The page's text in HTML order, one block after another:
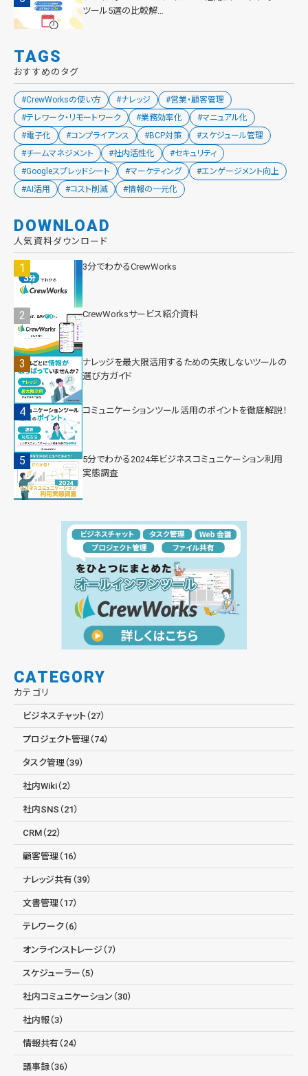
ツール5選の比較解…
TAGS
おすすめのタグ
#CrewWorksの使い方 #ナレッジ
#営業・顧客管理
#テレワーク・リモートワーク
#業務効率化
#マニュアル化
#電子化
#コンプライアンス #BCP対策
#スケジュール管理
#チームマネジメント
#社内活性化
#セキュリティ
#Googleスプレッドシート
#マーケティング
#エンゲージメント向上
#AI活用
#コスト削減 #情報の一元化
DOWNLOAD
人気資料ダウンロード
3分でわかるCrewWorks
CrewWorksサービス紹介資料
ナレッジを最大限活用するための失敗しないツールの
選び方ガイド
コミュニケーションツール活用のポイントを徹底解説！
5分でわかる2024年ビジネスコミュニケーション利用
実態調査
CATEGORY
カテゴリ
ビジネスチャット（27）
プロジェクト管理（74）
タスク管理（39）
社内Wiki（2）
社内SNS（21）
CRM（22）
顧客管理（16）
ナレッジ共有（39）
文書管理（17）
テレワーク（6）
オンラインストレージ（7）
スケジューラー（5）
社内コミュニケーション（30）
社内報（3）
情報共有（24）
議事録（36）